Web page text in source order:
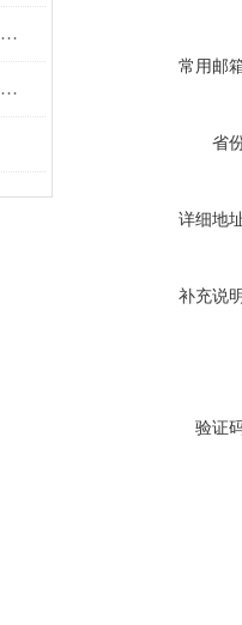
织物感应式静电测检仪的这些特点很少有人都知道
您想了解的手套耐切割测试仪都在这里了
常用邮
省
详细地
补充说
验证